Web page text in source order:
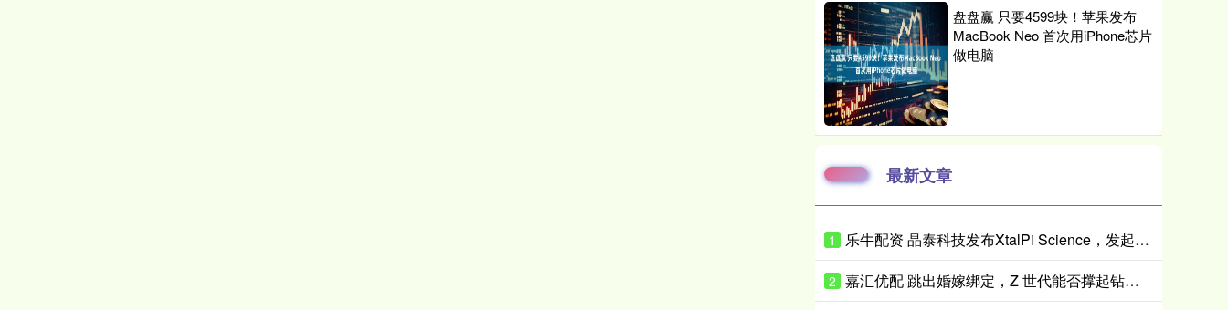
盘盘赢 只要4599块！苹果发布
MacBook Neo 首次用iPhone芯片
做电脑
最新文章
1 乐牛配资 晶泰科技发布XtalPi Science，发起“科学智能开放生态联盟”
2 嘉汇优配 跳出婚嫁绑定，Z 世代能否撑起钻石消费新增量？